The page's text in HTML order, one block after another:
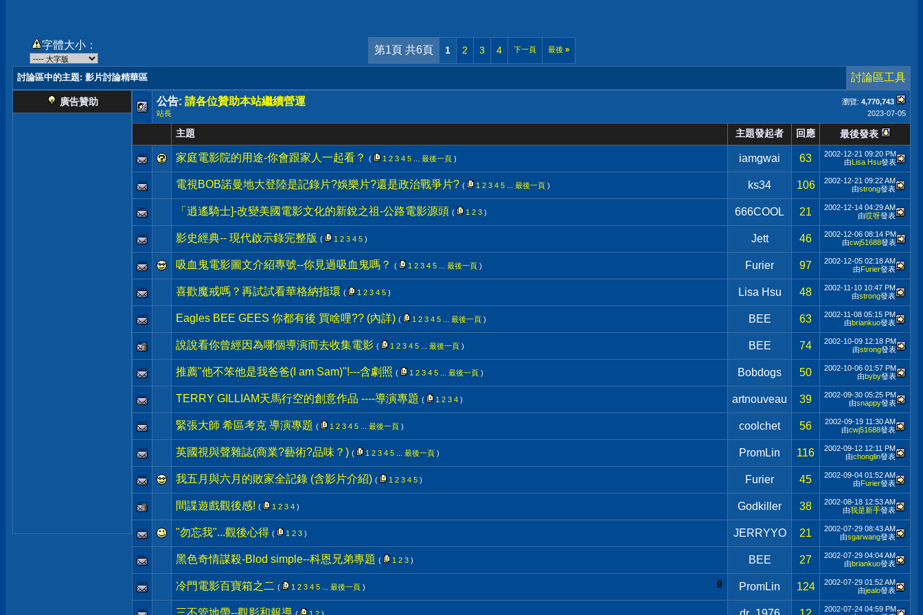
字體大小： 第1頁 共6頁 1 2 3 4 下一頁 最後 »
討論區中的主題: 影片討論精華區 討論區工具
廣告贊助 瀏覽: 4,770,743
公告: 請各位贊助本站繼續營運
2023-07-05
站長
主題 主題發起者 回應 最後發表
家庭電影院的用途-你會跟家人一起看？ ( 1 2 3 4 5 最後一頁 ) iamgwai 63 2002-12-21 09:20 PM
由Lisa Hsu發表
電視BOB諾曼地大登陸是記錄片?娛樂片?還是政治戰爭片? ( 1 2 3 4 5 最後一頁 ) ks34 106 2002-12-21 09:22 AM
由strong發表
「逍遙騎士]-改變美國電影文化的新銳之祖-公路電影源頭 ( 1 2 3 ) 666COOL 21 2002-12-14 04:29 AM
由哎呀發表
影史經典-- 現代啟示錄完整版 ( 1 2 3 4 5 ) Jett 46 2002-12-06 08:14 PM
由cwj51688發表
吸血鬼電影圖文介紹專號--你見過吸血鬼嗎？ ( 1 2 3 4 5 最後一頁 ) Furier 97 2002-12-05 02:18 AM
由Furier發表
喜歡魔戒嗎？再試試看華格納指環 ( 1 2 3 4 5 ) Lisa Hsu 48 2002-11-10 10:47 PM
由strong發表
Eagles BEE GEES 你都有後 買啥哩?? (內詳) ( 1 2 3 4 5 最後一頁 ) BEE 63 2002-11-08 05:15 PM
由briankuo發表
說說看你曾經因為哪個導演而去收集電影 ( 1 2 3 4 5 最後一頁 ) BEE 74 2002-10-09 12:18 PM
由strong發表
推薦"他不笨他是我爸爸(I am Sam)"!---含劇照 ( 1 2 3 4 5 最後一頁 ) Bobdogs 50 2002-10-06 01:57 PM
由byby發表
TERRY GILLIAM天馬行空的創意作品 ----導演專題 ( 1 2 3 4 ) artnouveau 39 2002-09-30 05:25 PM
由snappy發表
緊張大師 希區考克 導演專題 ( 1 2 3 4 5 最後一頁 ) coolchet 56 2002-09-19 11:30 AM
由cwj51688發表
英國視與聲雜誌(商業?藝術?品味？) ( 1 2 3 4 5 最後一頁 ) PromLin 116 2002-09-12 12:11 PM
由chonglin發表
我五月與六月的敗家全記錄 (含影片介紹) ( 1 2 3 4 5 ) Furier 45 2002-09-04 01:52 AM
由Furier發表
間諜遊戲觀後感! ( 1 2 3 4 ) Godkiller 38 2002-08-18 12:53 AM
由我是新手發表
"勿忘我"...觀後心得 ( 1 2 3 ) JERRYYO 21 2002-07-29 08:43 AM
由sgarwang發表
黑色奇情謀殺-Blod simple--科恩兄弟專題 ( 1 2 3 ) BEE 27 2002-07-29 04:04 AM
由briankuo發表
冷門電影百寶箱之二 ( 1 2 3 4 5 最後一頁 ) PromLin 124 2002-07-29 01:52 AM
由jealo發表
三不管地帶--觀影和報導 2002-07-24 04:59 PM